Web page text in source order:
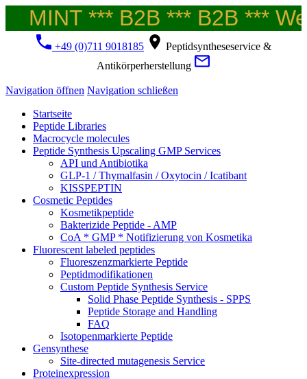
MINT *** B2B *** B2B ***
+49 (0)711 9018185
Peptidsyntheseservice &
Antikörperherstellung
Navigation öffnen Navigation schließen
Startseite
Peptide Libraries
Macrocycle molecules
Peptide Synthesis Upscaling GMP Services
API und Antibiotika
GLP-1 / Thymalfasin / Oxytocin / Icatibant
KISSPEPTIN
Cosmetic Peptides
Kosmetikpeptide
Bakterizide Peptide - AMP
CoA * GMP * Notifizierung von Kosmetika
Fluorescent labeled peptides
Fluoreszenzmarkierte Peptide
Peptidmodifikationen
Custom Peptide Synthesis Service
Solid Phase Peptide Synthesis - SPPS
Peptide Storage and Handling
FAQ
Isotopenmarkierte Peptide
Gensynthese
Site-directed mutagenesis Service
Proteinexpression